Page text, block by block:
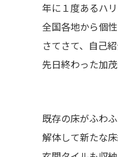
年に１度あるハリ
全国各地から個
さてさて、自己
先日終わった加
既存の床がふわ
解体して新たな